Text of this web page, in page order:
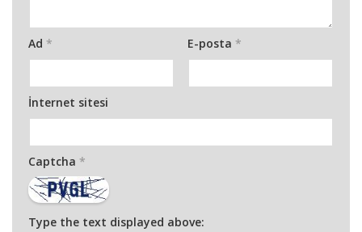
Ad * E-posta *
İnternet sitesi
Captcha *
Type the text displayed above: